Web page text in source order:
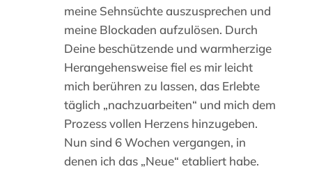
meine Sehnsüchte auszusprechen und
meine Blockaden aufzulösen. Durch
Deine beschützende und warmherzige
Herangehensweise fiel es mir leicht
mich berühren zu lassen, das Erlebte
täglich „nachzuarbeiten“ und mich dem
Prozess vollen Herzens hinzugeben.
Nun sind 6 Wochen vergangen, in
denen ich das „Neue“ etabliert habe.